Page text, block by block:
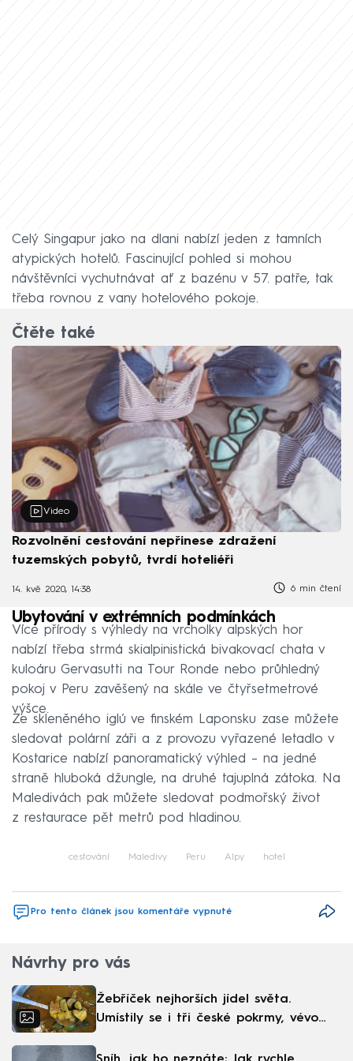
Celý Singapur jako na dlani nabízí jeden z tamních
atypických hotelů. Fascinující pohled si mohou
návštěvníci vychutnávat ať z bazénu v 57. patře, tak
třeba rovnou z vany hotelového pokoje.
Čtěte také
Video
Rozvolnění cestování nepřinese zdražení
tuzemských pobytů, tvrdí hoteliéři
14. kvě 2020, 14:38 6 min čtení
Ubytování v extrémních podmínkách
Více přírody s výhledy na vrcholky alpských hor
nabízí třeba strmá skialpinistická bivakovací chata v
kuloáru Gervasutti na Tour Ronde nebo průhledný
pokoj v Peru zavěšený na skále ve čtyřsetmetrové
výšce.
Ze skleněného iglú ve finském Laponsku zase můžete
sledovat polární záři a z provozu vyřazené letadlo v
Kostarice nabízí panoramatický výhled – na jedné
straně hluboká džungle, na druhé tajuplná zátoka. Na
Maledivách pak můžete sledovat podmořský život
z restaurace pět metrů pod hladinou.
cestování Maledivy Peru Alpy hotel
Pro tento článek jsou komentáře vypnuté
Návrhy pro vás
Žebříček nejhorších jídel světa.
Umístily se i tři české pokrmy, vévodí